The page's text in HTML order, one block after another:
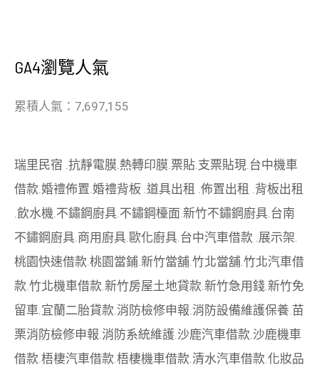
GA4瀏覽人氣
累積人氣：7,697,155
瑞里民宿 .抗靜電膜.熱轉印膜.票貼.支票貼現.台中機車
借款.婚禮佈置.婚禮背板 .道具出租 .佈置出租 .背板出租
.飲水機.不鏽鋼廚具.不鏽鋼檯面.新竹不鏽鋼廚具.台南
不鏽鋼廚具.商用廚具.歐化廚具.台中汽車借款 .展示架.
桃園快速借款.桃園當鋪.新竹當舖.竹北當舖.竹北汽車借
款.竹北機車借款.新竹房屋土地貸款.新竹急用錢.新竹免
留車.宜蘭二胎貸款.消防檢修申報.消防設備維護保養.苗
栗消防檢修申報.消防系統維護.沙鹿汽車借款.沙鹿機車
借款.梧棲汽車借款.梧棲機車借款.清水汽車借款.化妝品